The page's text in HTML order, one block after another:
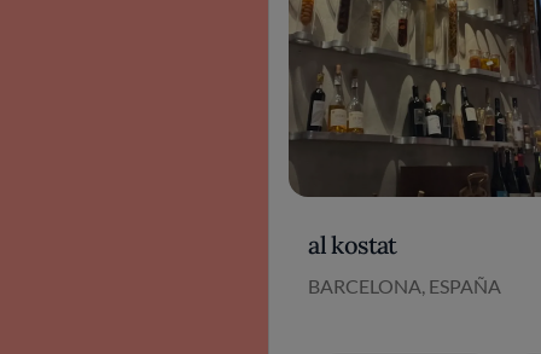
al kostat
BARCELONA, ESPAÑA